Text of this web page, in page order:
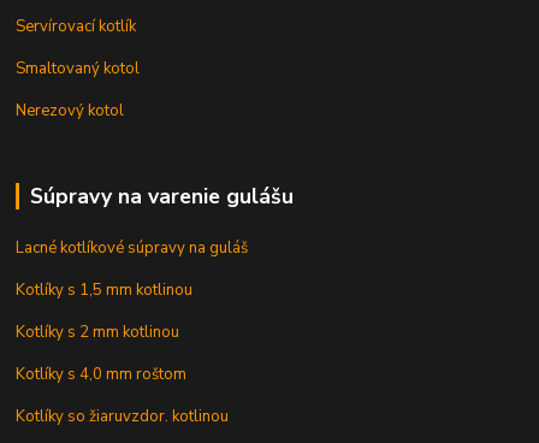
Servírovací kotlík
Smaltovaný kotol
Nerezový kotol
Súpravy na varenie gulášu
Lacné kotlíkové súpravy na guláš
Kotlíky s 1,5 mm kotlinou
Kotlíky s 2 mm kotlinou
Kotlíky s 4,0 mm roštom
Kotlíky so žiaruvzdor. kotlinou